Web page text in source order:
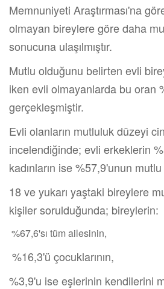
Memnuniyeti Araştırması'na
olmayan bireylere göre daha
sonucuna ulaşılmıştır.
Mutlu olduğunu belirten evli
iken evli olmayanlarda bu oran
gerçekleşmiştir.
Evli olanların mutluluk düzeyi
incelendiğinde; evli erkeklerin
kadınların ise %57,9'unun
18 ve yukarı yaştaki bireylere
kişiler sorulduğunda; bireylerin:
%67,6'sı tüm ailesinin,
%16,3'ü çocuklarının,
%3,9'u ise eşlerinin kendilerini